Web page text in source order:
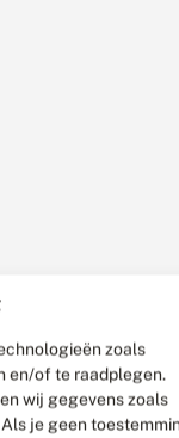
zoals
en/of te raadplegen.
wij gegevens zoals
je geen